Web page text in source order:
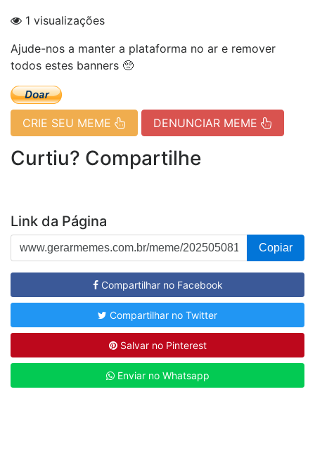
1 visualizações
Ajude-nos a manter a plataforma no ar e remover
todos estes banners 🥺
CRIE SEU MEME DENUNCIAR MEME
Curtiu? Compartilhe
Link da Página
Copiar
Compartilhar no Facebook
Compartilhar no Twitter
Salvar no Pinterest
Enviar no Whatsapp